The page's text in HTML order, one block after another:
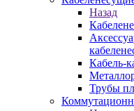
Назад
Кабель-
Трубы